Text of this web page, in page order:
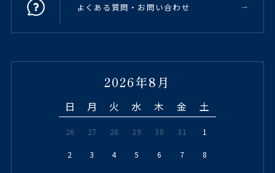
よくある質問・お問い合わせ
2026年8月
日 月 火 水 木 金 土
26 27 28 29 30 31 1
2 3 4 5 6 7 8